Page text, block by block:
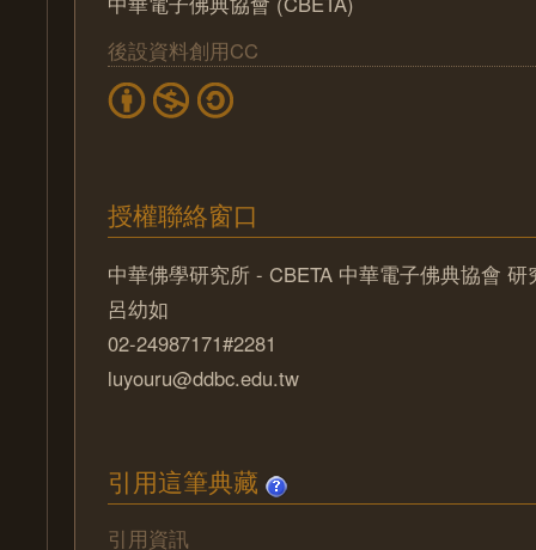
後設資料創用CC
授權聯絡窗口
中華佛學研究所 - CBETA 中華電子佛典協會 研
呂幼如
02-24987171#2281
luyouru@ddbc.edu.tw
引用這筆典藏
引用資訊